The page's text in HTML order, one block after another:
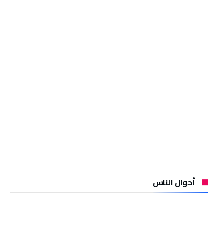
أحوال الناس